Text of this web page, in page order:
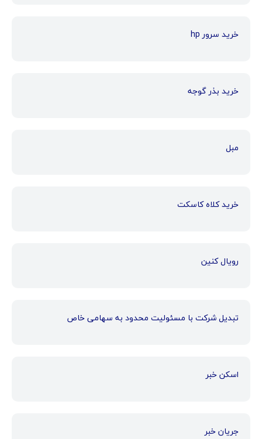
خرید سرور hp
خرید بذر گوجه
مبل
خرید کلاه کاسکت
رویال کنین
تبدیل شرکت با مسئولیت محدود به سهامی خاص
اسکن خبر
جریان خبر